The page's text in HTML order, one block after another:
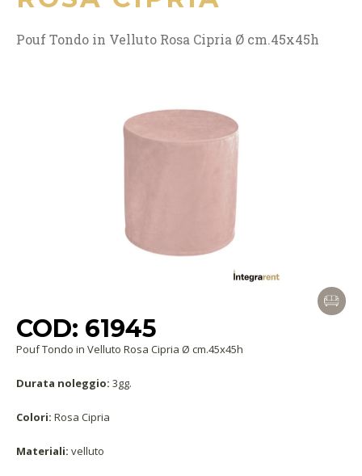
Pouf Tondo in Velluto Rosa Cipria Ø cm.45x45h
COD: 61945
Pouf Tondo in Velluto Rosa Cipria Ø cm.45x45h
Durata noleggio: 3gg.
Colori: Rosa Cipria
Materiali: velluto